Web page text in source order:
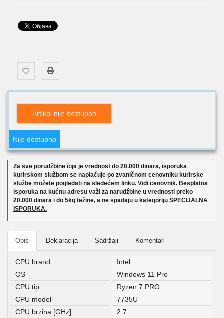
Artikal nije dostupan
Nije dostupno
Za sve porudžbine čija je vrednost do 20.000 dinara, isporuka
kurirskom službom se naplaćuje po zvaničnom cenovniku kurirske
službe možete pogledati na sledećem linku. Vidi cenovnik. Besplatna
isporuka na kućnu adresu važi za narudžbine u vrednosti preko
20.000 dinara i do 5kg težine, a ne spadaju u kategoriju SPECIJALNA
ISPORUKA.
Opis Deklaracija Sadržaji Komentari
CPU brand
Intel
OS
Windows 11 Pro
CPU tip
Ryzen 7 PRO
CPU model
7735U
CPU brzina [GHz]
2.7